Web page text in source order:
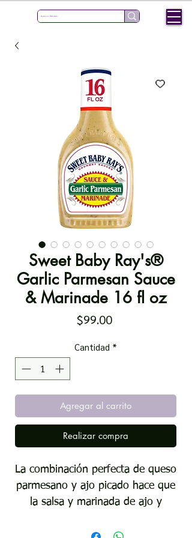
Sweet Baby Ray's®
Garlic Parmesan Sauce
& Marinade 16 fl oz
$99.00Precio
Cantidad *
Agregar al carrito
Realizar compra
La combinación perfecta de queso
parmesano y ajo picado hace que
la salsa y marinada de ajo y
sea ideal para una gran variedad